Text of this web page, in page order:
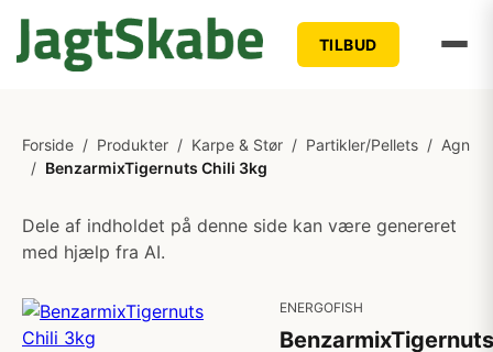
TILBUD
Forside / Produkter / Karpe & Stør / Partikler/Pellets / Agn
/ BenzarmixTigernuts Chili 3kg
Dele af indholdet på denne side kan være genereret
med hjælp fra AI.
ENERGOFISH
BenzarmixTigernuts